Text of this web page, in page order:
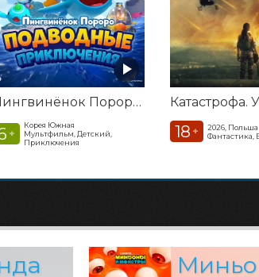
Пингвинёнок Пороро: Подводные приключения
+
Корея Южная
Мультфильм, Детский,
Приключения
18 +
2026, Польша
Фантастика,